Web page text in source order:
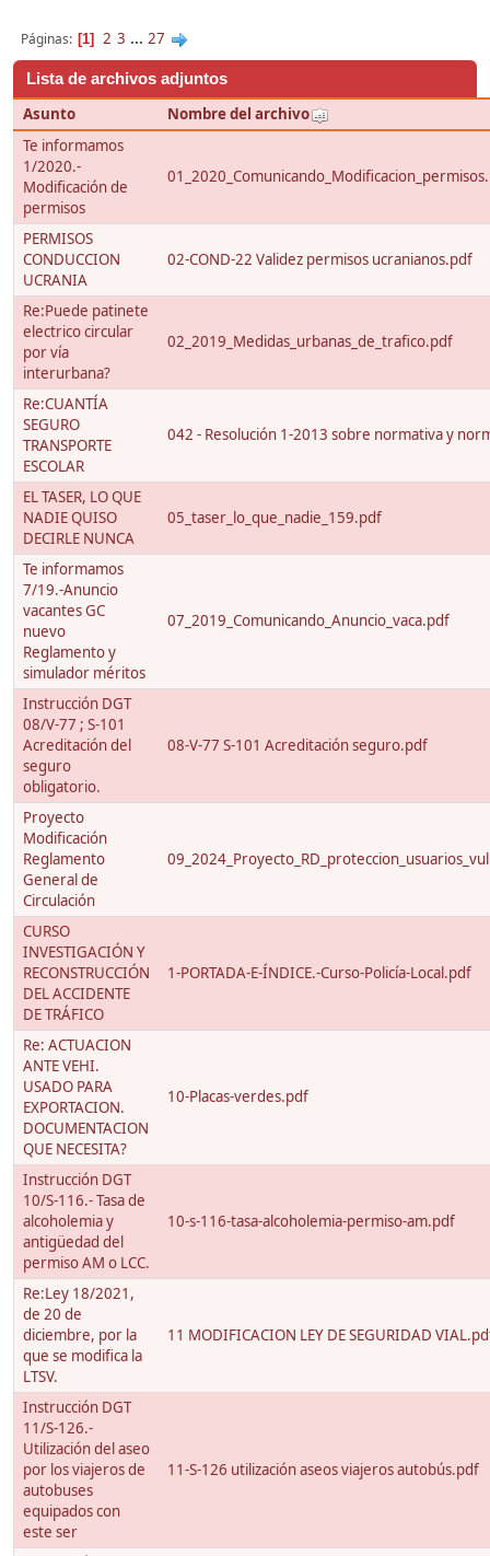
Páginas 1 2 3 ... 27
Lista de archivos adjuntos
Asunto
Nombre del archivo
Te informamos
1/2020.-
Modificación de
permisos
PERMISOS
CONDUCCION
UCRANIA
02-COND-22 Validez permisos ucranianos.pdf
Re:Puede patinete
electrico circular
por vía
interurbana?
02_2019_Medidas_urbanas_de_trafico.pdf
Re:CUANTÍA
SEGURO
TRANSPORTE
ESCOLAR
042 - Resolución 1-2013 sobre normativa y
EL TASER, LO QUE
NADIE QUISO
DECIRLE NUNCA
05_taser_lo_que_nadie_159.pdf
Te informamos
7/19.-Anuncio
vacantes GC
nuevo
Reglamento y
simulador méritos
07_2019_Comunicando_Anuncio_vaca.pdf
Instrucción DGT
08/V-77 ; S-101
Acreditación del
seguro
obligatorio.
08-V-77 S-101 Acreditación seguro.pdf
Proyecto
Modificación
Reglamento
General de
Circulación
CURSO
INVESTIGACIÓN Y
RECONSTRUCCIÓN
DEL ACCIDENTE
DE TRÁFICO
1-PORTADA-E-ÍNDICE.-Curso-Policía-Local.pdf
Re: ACTUACION
ANTE VEHI.
USADO PARA
EXPORTACION.
DOCUMENTACION
QUE NECESITA?
10-Placas-verdes.pdf
Instrucción DGT
10/S-116.- Tasa de
alcoholemia y
antigüedad del
permiso AM o LCC.
10-s-116-tasa-alcoholemia-permiso-am.pdf
Re:Ley 18/2021,
de 20 de
diciembre, por la
que se modifica la
LTSV.
11 MODIFICACION LEY DE SEGURIDAD
Instrucción DGT
11/S-126.-
Utilización del aseo
por los viajeros de
autobuses
equipados con
este ser
11-S-126 utilización aseos viajeros autobús.pdf